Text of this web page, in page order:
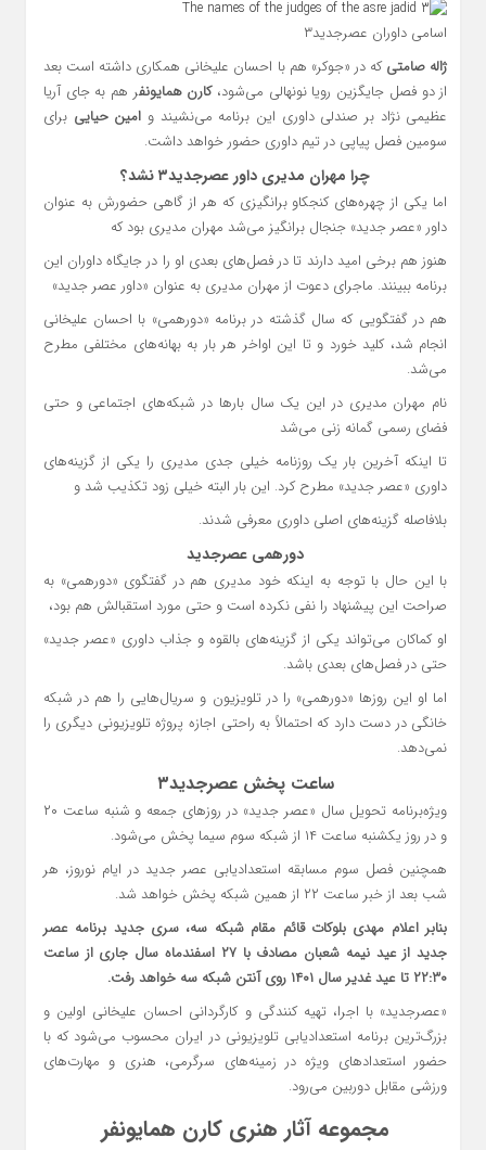
اسامی داوران عصرجدید۳
ژاله صامتیکه در «جوکر» هم با احسان علیخانی همکاری داشته است بعد
از دو فصل جایگزین رویا نونهالی می‌شود،کارن همایونفر هم به جای آریا
عظیمی نژاد بر صندلی داوری این برنامه می‌نشیند و امین حیایی برای
سومین فصل پیاپی در تیم داوری حضور خواهد داشت.
چرا مهران مدیری داور عصرجدید۳ نشد؟
اما یکی از چهره‌های کنجکاو برانگیزی که هر از گاهی حضورش به عنوان
داور «عصر جدید» جنجال برانگیز می‌شد مهران مدیری بود که
هنوز هم برخی امید دارند تا در فصل‌های بعدی او را در جایگاه داوران این
برنامه ببینند. ماجرای دعوت از مهران مدیری به عنوان «داور عصر جدید»
هم در گفتگویی که سال گذشته در برنامه «دورهمی» با احسان علیخانی
انجام شد، کلید خورد و تا این اواخر هر بار به بهانه‌های مختلفی مطرح
می‌شد.
نام مهران مدیری در این یک سال بارها در شبکه‌های اجتماعی و حتی
فضای رسمی گمانه زنی می‌شد
تا اینکه آخرین بار یک روزنامه خیلی جدی مدیری را یکی از گزینه‌های
داوری «عصر جدید» مطرح کرد. این بار البته خیلی زود تکذیب شد و
بلافاصله گزینه‌های اصلی داوری معرفی شدند.
دورهمی عصرجدید
با این حال با توجه به اینکه خود مدیری هم در گفتگوی «دورهمی» به
صراحت این پیشنهاد را نفی نکرده است و حتی مورد استقبالش هم بود،
او کماکان می‌تواند یکی از گزینه‌های بالقوه و جذاب داوری «عصر جدید»
حتی در فصل‌های بعدی باشد.
اما او این روزها «دورهمی» را در تلویزیون و سریال‌هایی را هم در شبکه
خانگی در دست دارد که احتمالاً به راحتی اجازه پروژه تلویزیونی دیگری را
نمی‌دهد.
ساعت پخش عصرجدید۳
ویژه‌برنامه تحویل سال «عصر جدید» در روزهای جمعه و شنبه ساعت ۲۰
و در روز یکشنبه ساعت ۱۴ از ‌شبکه سوم سیما پخش می‌شود.
همچنین فصل سوم مسابقه استعدادیابی عصر جدید در ایام نوروز، هر
‌شب بعد از خبر ساعت ۲۲ از همین شبکه پخش خواهد شد.‌
بنابر اعلام مهدی بلوکات قائم مقام شبکه سه، سری جدید برنامه عصر
جدید از عید نیمه شعبان مصادف با ۲۷ اسفندماه سال جاری از ساعت
۲۲:۳۰ تا عید غدیر سال ۱۴۰۱ روی آنتن شبکه سه خواهد رفت.
«عصرجدید» با اجرا، تهیه کنندگی و کارگردانی احسان علیخانی اولین و
بزرگ‌ترین برنامه استعدادیابی تلویزیونی در ایران محسوب می‌شود که با
حضور استعداد‌های ویژه در زمینه‌های سرگرمی، هنری و مهارت‌های
ورزشی مقابل دوربین می‌رود.
مجموعه آثار هنری کارن همایونفر